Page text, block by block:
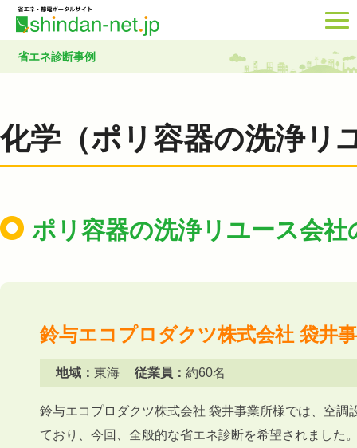
省エネ診断事例
化学（ポリ容器の洗浄リ
ポリ容器の洗浄リユース会社
鈴与エコプロダクツ株式会社 袋井
地域： 東海 従業員： 約60名
鈴与エコプロダクツ株式会社 袋井事業所様では、空
ており、今回、全般的な省エネ診断を希望されました